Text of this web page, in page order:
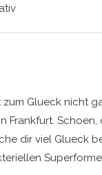
zum Glueck nicht
Frankfurt. Schoen,
dir viel Glueck